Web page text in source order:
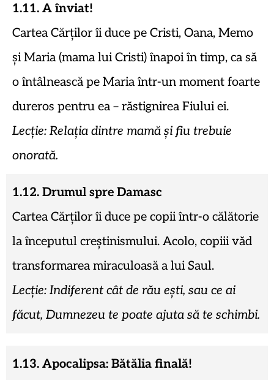
1.11. A înviat!
Cartea Cărților îi duce pe Cristi, Oana, Memo
și Maria (mama lui Cristi) înapoi în timp, ca să
o întâlnească pe Maria într-un moment foarte
dureros pentru ea – răstignirea Fiului ei.
Lecție: Relația dintre mamă și fiu trebuie
onorată.
1.12. Drumul spre Damasc
Cartea Cărților îi duce pe copii într-o călătorie
la începutul creștinismului. Acolo, copiii văd
transformarea miraculoasă a lui Saul.
Lecție: Indiferent cât de rău ești, sau ce ai
făcut, Dumnezeu te poate ajuta să te schimbi.
1.13. Apocalipsa: Bătălia finală!